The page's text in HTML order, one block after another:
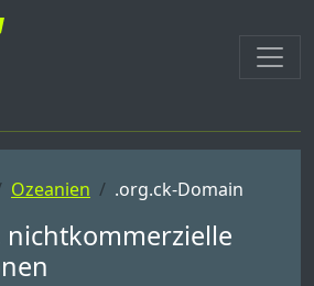
Ozeanien .org.ck-Domain
nichtkommerzielle